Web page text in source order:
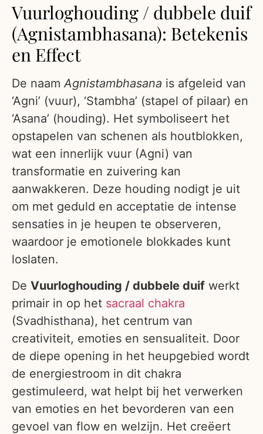
Vuurloghouding / dubbele duif
(Agnistambhasana): Betekenis
en Effect
De naamAgnistambhasana is afgeleid van
‘Agni’ (vuur), ‘Stambha’ (stapel of pilaar) en
‘Asana’ (houding). Het symboliseert het
opstapelen van schenen als houtblokken,
wat een innerlijk vuur (Agni) van
transformatie en zuivering kan
aanwakkeren. Deze houding nodigt je uit
om met geduld en acceptatie de intense
sensaties in je heupen te observeren,
waardoor je emotionele blokkades kunt
loslaten.
De Vuurloghouding / dubbele duif werkt
primair in op het sacraal chakra
(Svadhisthana), het centrum van
creativiteit, emoties en sensualiteit. Door
de diepe opening in het heupgebied wordt
de energiestroom in dit chakra
gestimuleerd, wat helpt bij het verwerken
van emoties en het bevorderen van een
gevoel van flow en welzijn. Het creëert